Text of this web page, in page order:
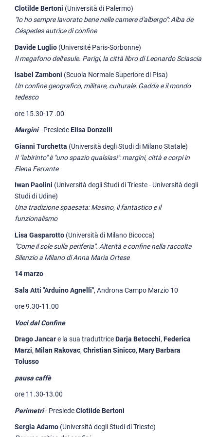
Clotilde Bertoni (Università di Palermo)
"Io ho sempre lavorato bene nelle camere d'albergo": Alba de
Céspedes autrice di confine
Davide Luglio (Université Paris-Sorbonne)
Il megafono dell'esule. Parigi, la città libro di Leonardo Sciascia
lsabel Zamboni (Scuola Normale Superiore di Pisa)
Un confine geografico, militare, culturale: Gadda e il mondo
tedesco
ore 15.30-17 .00
Margini- PresiedeElisa Donzelli
Gianni Turchetta (Università degli Studi di Milano Statale)
Il "labirinto" è "uno spazio qualsiasi": margini, città e corpi in
Elena Ferrante
Iwan Paolini (Università degli Studi di Trieste - Università degli
Studi di Udine)
Una tradizione spaesata: Masino, il fantastico e il
funzionalismo
Lisa Gasparotto (Università di Milano Bicocca)
"Come il sole sulla periferia". Alterità e confine nella raccolta
Silenzio a Milano di Anna Maria Ortese
14 marzo
Sala Atti "Arduino Agnelli", Androna Campo Marzio 10
ore 9.30-11.00
Voci dal Confine
Drago Jancare la sua traduttriceDarja Betocchi, Federica
Marzi, Milan Rakovac, Christian Sinicco, Mary Barbara
Tolusso
pausa caffè
ore 11.30-13.00
Perimetri- PresiedeClotilde Bertoni
Sergia Adamo (Università degli Studi di Trieste)